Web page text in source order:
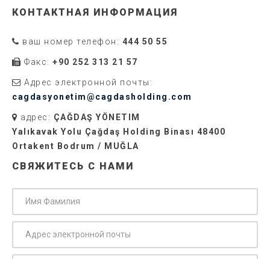
КОНТАКТНАЯ ИНФОРМАЦИЯ
ваш номер телефон: 444 50 55
Факс: +90 252 313 21 57
Адрес электронной почты:
cagdasyonetim@cagdasholding.com
адрес: ÇAĞDAŞ YÖNETIM
Yalıkavak Yolu Çağdaş Holding Binası 48400
Ortakent Bodrum / MUĞLA
СВЯЖИТЕСЬ С НАМИ